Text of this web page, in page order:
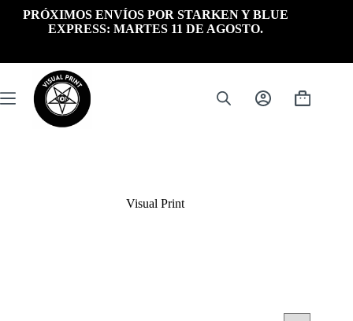
PRÓXIMOS ENVÍOS POR STARKEN Y BLUE
EXPRESS: MARTES 11 DE AGOSTO.
Carrito
Visual Print